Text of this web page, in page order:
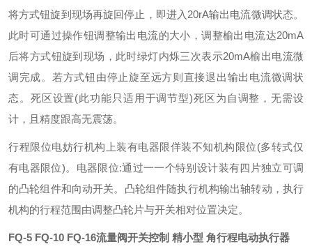
将方式钮旋到现场再旋回停止，即进入20rA输出电流微调状态。
此时可通过操作钮调整输出电流的大小，调整榆出电流达20mA
后将方式钮旋到现场，此时绿灯内烁三次表示20mA榆出电流微
调完成。若方式钮由停止旋至远方则直接退出输出电流微调状
态。 死区设置(此功能只适用于调节型)死区为自调整，无需设
计，且精度跟高无震荡。
行程限位电妨行机构上装有电器限佯装不知机构限位(多转式仅
有电器限位)。 电器限位:通过一一个特别设计装有四片独立可调
的凸轮组件和向动开关。凸轮组件随执行机构输出轴转动，执行
机构的行程范围由调整凸轮片与开关相对位置决定。
FQ-5 FQ-10 FQ-16流量阀开关控制 精小型 角行程电动执行器